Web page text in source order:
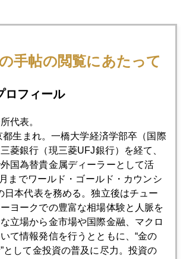
、いただいた特製ネクタイ生地などで作
で。
ほうはデザインと軽さとサイズが気に入
たら、新しいのを贈ってくれました。
手帖の閲覧にあたって
ロフィール
代表。
都生まれ。一橋大学経済学部卒（国際
菱銀行（現三菱UFJ銀行）を経て、
国為替貴金属ディーラーとして活
までワールド・ゴールド・カウンシ
日本代表を務める。独立後はチュー
ヨークでの豊富な相場体験と人脈を
立場から金市場や国際金融、マクロ
て情報発信を行うとともに、“金の
として金投資の普及に尽力。投資の